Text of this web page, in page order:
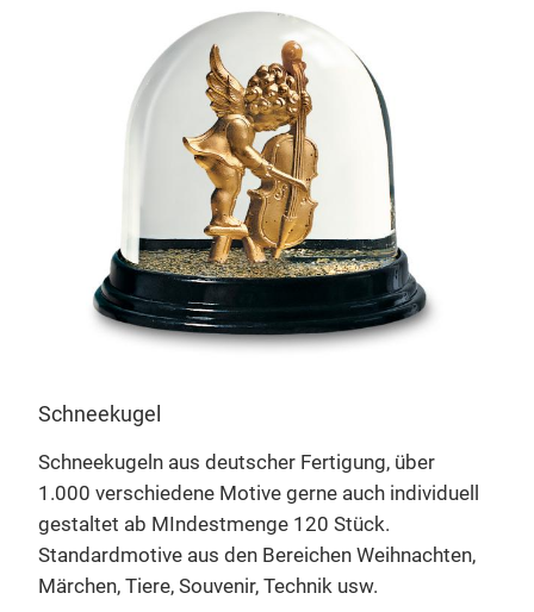
Schneekugel
Schneekugeln aus deutscher Fertigung, über
1.000 verschiedene Motive gerne auch individuell
gestaltet ab MIndestmenge 120 Stück.
Standardmotive aus den Bereichen Weihnachten,
Märchen, Tiere, Souvenir, Technik usw.